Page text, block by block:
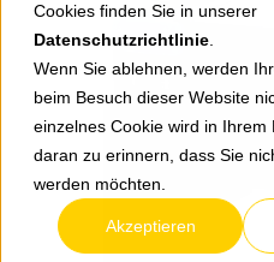
Cookies finden Sie in unserer
Datenschutzrichtlinie
Wenn Sie ablehnen, werden
beim Besuch dieser Website
einzelnes Cookie wird in Ihrem
daran zu erinnern, dass Sie
werden möchten.
Akzeptieren